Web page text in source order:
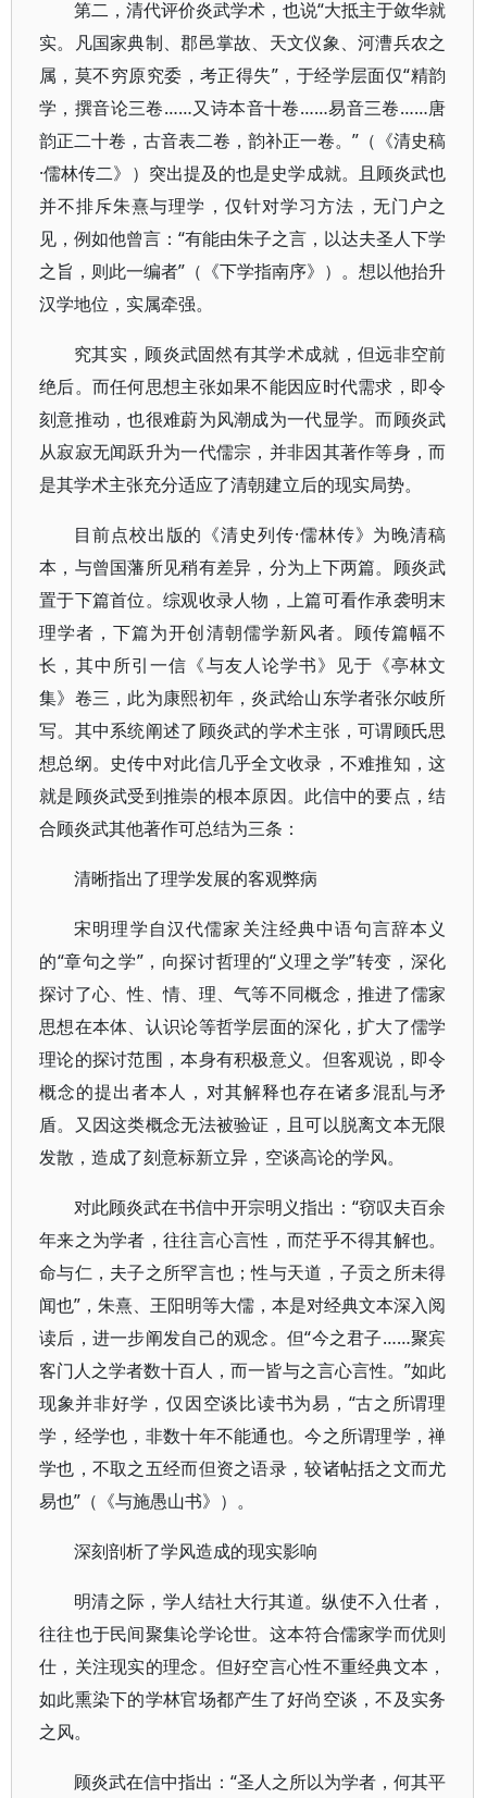
第二，清代评价炎武学术，也说“大抵主于敛华就
实。凡国家典制、郡邑掌故、天文仪象、河漕兵农之
属，莫不穷原究委，考正得失”，于经学层面仅“精韵
学，撰音论三卷……又诗本音十卷……易音三卷……唐
韵正二十卷，古音表二卷，韵补正一卷。”（《清史稿
·儒林传二》）突出提及的也是史学成就。且顾炎武也
并不排斥朱熹与理学，仅针对学习方法，无门户之
见，例如他曾言：“有能由朱子之言，以达夫圣人下学
之旨，则此一编者”（《下学指南序》）。想以他抬升
汉学地位，实属牵强。
究其实，顾炎武固然有其学术成就，但远非空前
绝后。而任何思想主张如果不能因应时代需求，即令
刻意推动，也很难蔚为风潮成为一代显学。而顾炎武
从寂寂无闻跃升为一代儒宗，并非因其著作等身，而
是其学术主张充分适应了清朝建立后的现实局势。
目前点校出版的《清史列传·儒林传》为晚清稿
本，与曾国藩所见稍有差异，分为上下两篇。顾炎武
置于下篇首位。综观收录人物，上篇可看作承袭明末
理学者，下篇为开创清朝儒学新风者。顾传篇幅不
长，其中所引一信《与友人论学书》见于《亭林文
集》卷三，此为康熙初年，炎武给山东学者张尔岐所
写。其中系统阐述了顾炎武的学术主张，可谓顾氏思
想总纲。史传中对此信几乎全文收录，不难推知，这
就是顾炎武受到推崇的根本原因。此信中的要点，结
合顾炎武其他著作可总结为三条：
清晰指出了理学发展的客观弊病
宋明理学自汉代儒家关注经典中语句言辞本义
的“章句之学”，向探讨哲理的“义理之学”转变，深化
探讨了心、性、情、理、气等不同概念，推进了儒家
思想在本体、认识论等哲学层面的深化，扩大了儒学
理论的探讨范围，本身有积极意义。但客观说，即令
概念的提出者本人，对其解释也存在诸多混乱与矛
盾。又因这类概念无法被验证，且可以脱离文本无限
发散，造成了刻意标新立异，空谈高论的学风。
对此顾炎武在书信中开宗明义指出：“窃叹夫百余
年来之为学者，往往言心言性，而茫乎不得其解也。
命与仁，夫子之所罕言也；性与天道，子贡之所未得
闻也”，朱熹、王阳明等大儒，本是对经典文本深入阅
读后，进一步阐发自己的观念。但“今之君子……聚宾
客门人之学者数十百人，而一皆与之言心言性。”如此
现象并非好学，仅因空谈比读书为易，“古之所谓理
学，经学也，非数十年不能通也。今之所谓理学，禅
学也，不取之五经而但资之语录，较诸帖括之文而尤
易也”（《与施愚山书》）。
深刻剖析了学风造成的现实影响
明清之际，学人结社大行其道。纵使不入仕者，
往往也于民间聚集论学论世。这本符合儒家学而优则
仕，关注现实的理念。但好空言心性不重经典文本，
如此熏染下的学林官场都产生了好尚空谈，不及实务
之风。
顾炎武在信中指出：“圣人之所以为学者，何其平